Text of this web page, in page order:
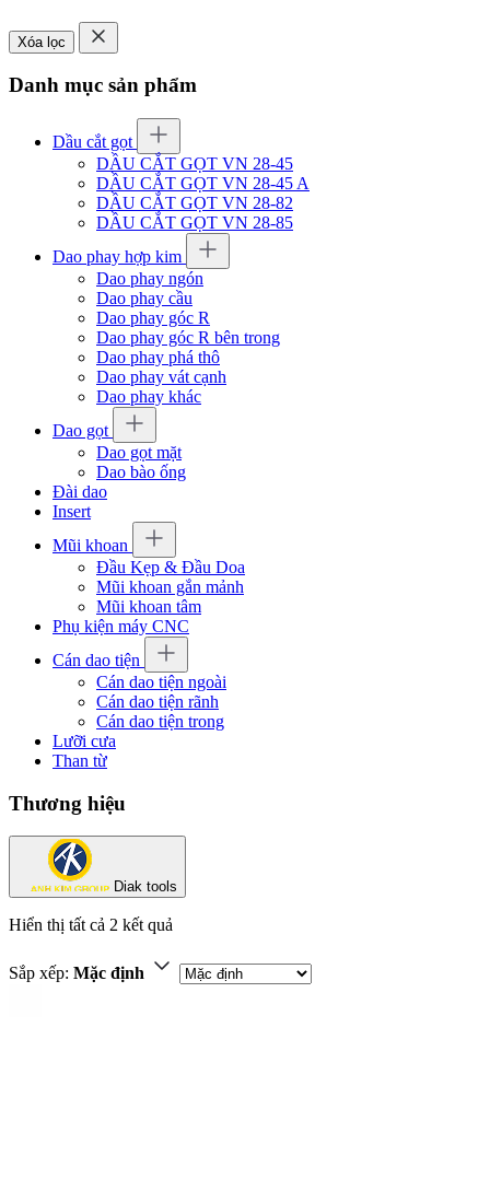
Xóa lọc
Danh mục sản phẩm
Dầu cắt gọt
DẦU CẮT GỌT VN 28-45
DẦU CẮT GỌT VN 28-45 A
DẦU CẮT GỌT VN 28-82
DẦU CẮT GỌT VN 28-85
Dao phay hợp kim
Dao phay ngón
Dao phay cầu
Dao phay góc R
Dao phay góc R bên trong
Dao phay phá thô
Dao phay vát cạnh
Dao phay khác
Dao gọt
Dao gọt mặt
Dao bào ống
Đài dao
Insert
Mũi khoan
Đầu Kẹp & Đầu Doa
Mũi khoan gắn mảnh
Mũi khoan tâm
Phụ kiện máy CNC
Cán dao tiện
Cán dao tiện ngoài
Cán dao tiện rãnh
Cán dao tiện trong
Lưỡi cưa
Than từ
Thương hiệu
Diak tools
Hiển thị tất cả 2 kết quả
Sắp xếp: Mặc định